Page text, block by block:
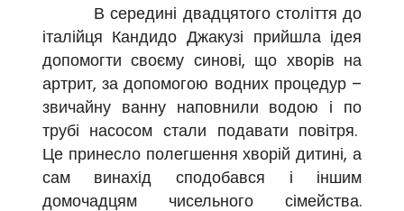
В середині двадцятого століття до
італійця Кандидо Джакузі прийшла ідея
допомогти своєму синові, що хворів на
артрит, за допомогою водних процедур –
звичайну ванну наповнили водою і по
трубі насосом стали подавати повітря.
Це принесло полегшення хворій дитині, а
сам винахід сподобався і іншим
домочадцям чисельного сімейства.